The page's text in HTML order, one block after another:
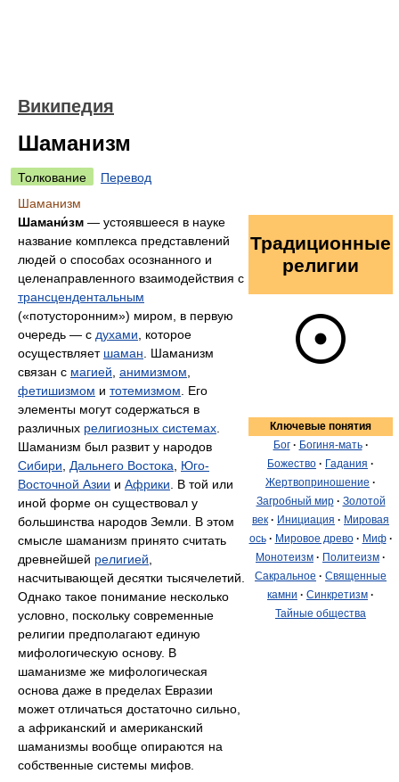
Википедия
Шаманизм
Толкование
Перевод
Шаманизм
Традиционные
религии
Ключевые понятия
Бог· Богиня-мать·
Божество · Гадания ·
Жертвоприношение ·
Загробный мир· Золотой
век · Инициация · Мировая
ось· Мировое древо· Миф·
Монотеизм · Политеизм ·
Сакральное · Священные
камни · Синкретизм ·
Тайные общества
Шамани́зм — устоявшееся в науке
название комплекса представлений
людей о способах осознанного и
целенаправленного взаимодействия с
трансцендентальным
(«потусторонним») миром, в первую
очередь — с духами , которое
осуществляет шаман . Шаманизм
связан с магией анимизмом
фетишизмом и тотемизмом . Его
элементы могут содержаться в
различных религиозных системах
Шаманизм был развит у народов
Сибири
Дальнего Востока
Юго-
Восточной Азии и Африки . В той или
иной форме он существовал у
большинства народов Земли. В этом
смысле шаманизм принято считать
древнейшей религией
насчитывающей десятки тысячелетий.
Однако такое понимание несколько
условно, поскольку современные
религии предполагают единую
мифологическую основу. В
шаманизме же мифологическая
основа даже в пределах Евразии
может отличаться достаточно сильно,
а африканский и американский
шаманизмы вообще опираются на
собственные системы мифов.